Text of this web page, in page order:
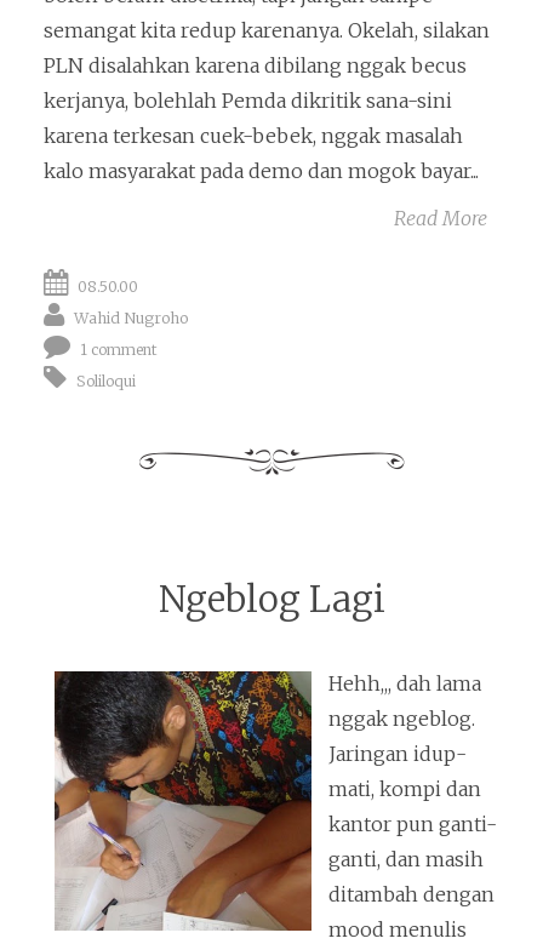
semangat kita redup karenanya. Okelah, silakan
PLN disalahkan karena dibilang nggak becus
kerjanya, bolehlah Pemda dikritik sana-sini
karena terkesan cuek-bebek, nggak masalah
kalo masyarakat pada demo dan mogok bayar...
Read More
08.50.00
Wahid Nugroho
1 comment
Soliloqui
Ngeblog Lagi
Hehh,,, dah lama
nggak ngeblog.
Jaringan idup-
mati, kompi dan
kantor pun ganti-
ganti, dan masih
ditambah dengan
mood menulis